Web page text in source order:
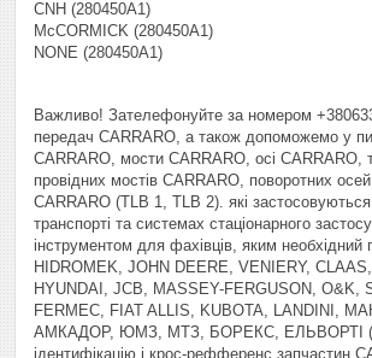
CNH (280450A1)
McCORMICK (280450A1)
NONE (280450A1)
Важливо! Зателефонуйте за номером
передач CARRARO, а також допоможемо у
CARRARO, мости CARRARO, осі CARRARO,
провідних мостів CARRARO, поворотних
CARRARO (TLB 1, TLB 2). які
транспорті та системах стаціонарного
інструментом для фахівців, яким
HIDROMEK, JOHN DEERE, VENIERY,
HYUNDAI, JCB, MASSEY-FERGUSON, O&K,
FERMEC, FIAT ALLIS, KUBOTA, LANDINI,
АМКАДОР, ЮМЗ, МТЗ, БОРЕКС, ЕЛЬВОРТІ
ідентифікацію і крос-рефференс запчастин